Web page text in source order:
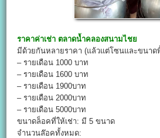
ราคาค่าเช่า ตลาดน้ำคลองสนามไชย
มีด้วยกันหลายราคา (แล้วแต่โซนและขนาด
– รายเดือน 1000 บาท
– รายเดือน 1600 บาท
– รายเดือน 1900บาท
– รายเดือน 2000บาท
– รายเดือน 5000บาท
ขนาดล็อคที่ให้เช่า: มี 5 ขนาด
จำนวนล๊อคทั้งหมด: